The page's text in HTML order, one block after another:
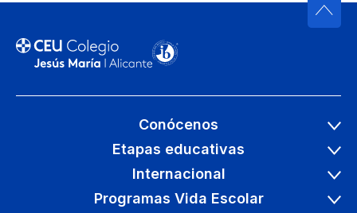
Conócenos
Etapas educativas
Internacional
Programas Vida Escolar